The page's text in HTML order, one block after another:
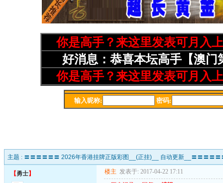
主题 : 〓〓〓〓〓〓 2026年香港挂牌正版彩图__(正挂)__ 自动更新__〓〓〓〓〓
【勇士】 楼主 发表于: 2017-04-22 17:11